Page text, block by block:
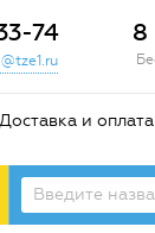
74 8
Доставка и оплата